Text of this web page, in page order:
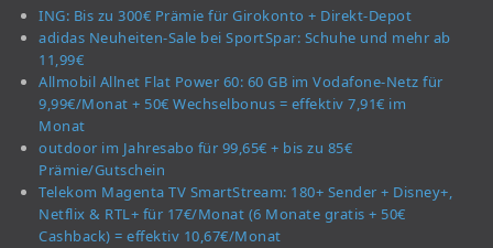
ING: Bis zu 300€ Prämie für Girokonto + Direkt-Depot
adidas Neuheiten-Sale bei SportSpar: Schuhe und mehr ab
11,99€
Allmobil Allnet Flat Power 60: 60 GB im Vodafone-Netz für
9,99€/Monat + 50€ Wechselbonus = effektiv 7,91€ im
Monat
outdoor im Jahresabo für 99,65€ + bis zu 85€
Prämie/Gutschein
Telekom Magenta TV SmartStream: 180+ Sender + Disney+,
Netflix & RTL+ für 17€/Monat (6 Monate gratis + 50€
Cashback) = effektiv 10,67€/Monat